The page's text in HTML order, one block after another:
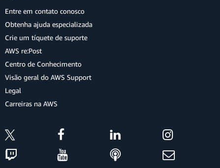
Entre em contato conosco
Obtenha ajuda especializada
Crie um tíquete de suporte
AWS re:Post
Centro de Conhecimento
Visão geral do AWS Support
Legal
Carreiras na AWS